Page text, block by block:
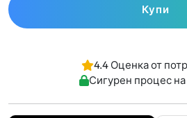
Купи
4.4 Оценка от
Сигурен процес